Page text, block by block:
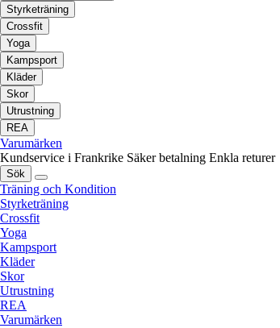
Styrketräning
Crossfit
Yoga
Kampsport
Kläder
Skor
Utrustning
REA
Varumärken
Kundservice i Frankrike Säker betalning Enkla returer
Sök
Träning och Kondition
Styrketräning
Crossfit
Yoga
Kampsport
Kläder
Skor
Utrustning
REA
Varumärken